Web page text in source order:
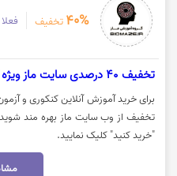
40% تخفیف
تخفیف 40 درصدی سایت ماز ویژه آزمون الکتریکی
تخفیف از وب سایت ماز بهره مند
"خرید کنید" کلیک نمایید.